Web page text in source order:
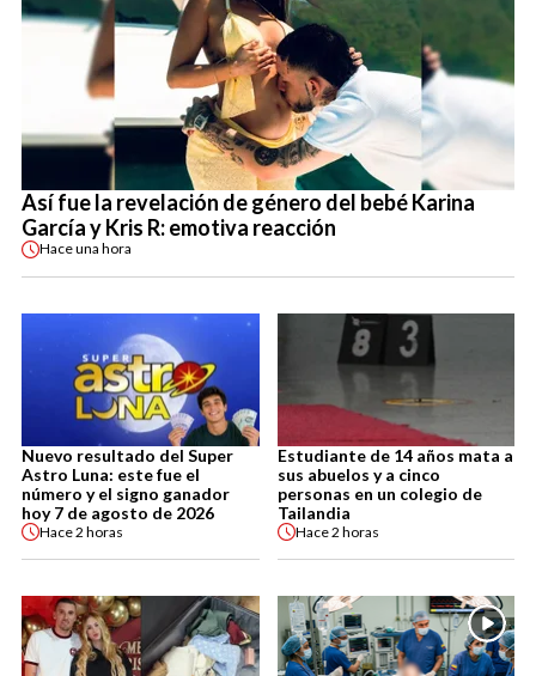
Así fue la revelación de género del bebé Karina
García y Kris R: emotiva reacción
Haceuna hora
Nuevo resultado del Super
Astro Luna: este fue el
número y el signo ganador
hoy 7 de agosto de 2026
Hace2 horas
Estudiante de 14 años mata a
sus abuelos y a cinco
personas en un colegio de
Tailandia
Hace2 horas